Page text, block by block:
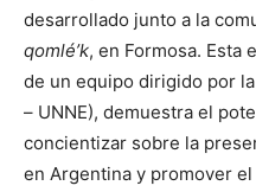
desarrollado junto a la
qomlé’k, en Formosa. Esta
de un equipo dirigido por
– UNNE), demuestra el
concientizar sobre la
en Argentina y promover